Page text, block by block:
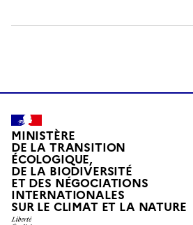
MINISTÈRE
DE LA TRANSITION
ÉCOLOGIQUE,
DE LA BIODIVERSITÉ
ET DES NÉGOCIATIONS
INTERNATIONALES
SUR LE CLIMAT ET LA NATUREL